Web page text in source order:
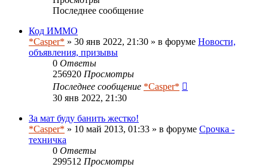
Последнее сообщение
Код ИММО
*Casper* » 30 янв 2022, 21:30 » в форуме Новости,
объявления, призывы
0 Ответы
256920 Просмотры
Последнее сообщение *Casper*
30 янв 2022, 21:30
За мат буду банить жестко!
*Casper* » 10 май 2013, 01:33 » в форуме Срочка -
техничка
0 Ответы
299512 Просмотры